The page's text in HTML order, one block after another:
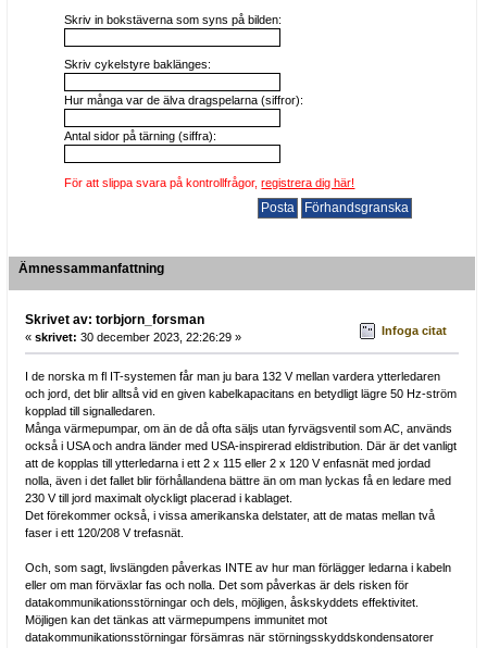
Skriv in bokstäverna som syns på bilden:
Skriv cykelstyre baklänges:
Hur många var de älva dragspelarna (siffror):
Antal sidor på tärning (siffra):
För att slippa svara på kontrollfrågor,registrera dig här!
Ämnessammanfattning
Skrivet av: torbjorn_forsman
« skrivet: 30 december 2023, 22:26:29 » Infoga citat
I de norska m fl IT-systemen får man ju bara 132 V mellan vardera ytterledaren
och jord, det blir alltså vid en given kabelkapacitans en betydligt lägre 50 Hz-ström
kopplad till signalledaren.
Många värmepumpar, om än de då ofta säljs utan fyrvägsventil som AC, används
också i USA och andra länder med USA-inspirerad eldistribution. Där är det vanligt
att de kopplas till ytterledarna i ett 2 x 115 eller 2 x 120 V enfasnät med jordad
nolla, även i det fallet blir förhållandena bättre än om man lyckas få en ledare med
230 V till jord maximalt olyckligt placerad i kablaget.
Det förekommer också, i vissa amerikanska delstater, att de matas mellan två
faser i ett 120/208 V trefasnät.
Och, som sagt, livslängden påverkas INTE av hur man förlägger ledarna i kabeln
eller om man förväxlar fas och nolla. Det som påverkas är dels risken för
datakommunikationsstörningar och dels, möjligen, åskskyddets effektivitet.
Möjligen kan det tänkas att värmepumpens immunitet mot
datakommunikationsstörningar försämras när störningsskyddskondensatorer